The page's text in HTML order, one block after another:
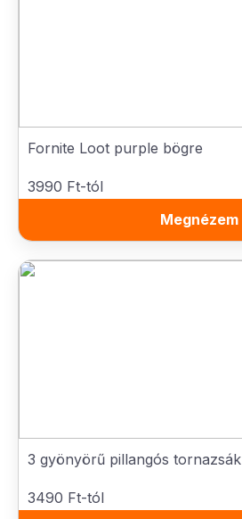
Fornite Loot purple bögre
3990 Ft-tól
Megnézem
3 gyönyörű pillangós tornazsák
3490 Ft-tól